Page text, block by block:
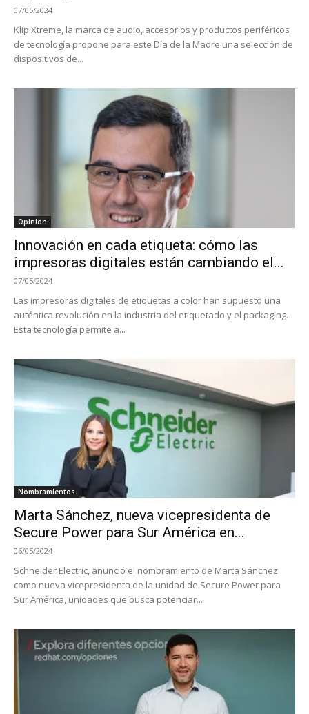
07/05/2024
Klip Xtreme, la marca de audio, accesorios y productos periféricos
de tecnología propone para este Día de la Madre una selección de
dispositivos de...
Opinion
Innovación en cada etiqueta: cómo las
impresoras digitales están cambiando el...
07/05/2024
Las impresoras digitales de etiquetas a color han supuesto una
auténtica revolución en la industria del etiquetado y el packaging.
Esta tecnología permite a...
Nombramientos
Marta Sánchez, nueva vicepresidenta de
Secure Power para Sur América en...
06/05/2024
Schneider Electric, anunció el nombramiento de Marta Sánchez
como nueva vicepresidenta de la unidad de Secure Power para
Sur América, unidades que busca potenciar...